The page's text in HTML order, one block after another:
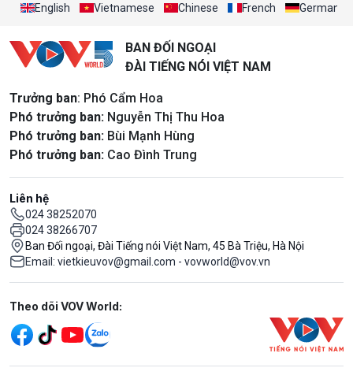
English Vietnamese Chinese French German
BAN ĐỐI NGOẠI
ĐÀI TIẾNG NÓI VIỆT NAM
Trưởng ban: Phó Cẩm Hoa
Phó trưởng ban: Nguyễn Thị Thu Hoa
Phó trưởng ban: Bùi Mạnh Hùng
Phó trưởng ban: Cao Đình Trung
Liên hệ
024 38252070
024 38266707
Ban Đối ngoại, Đài Tiếng nói Việt Nam, 45 Bà Triệu, Hà Nội
Email: vietkieuvov@gmail.com - vovworld@vov.vn
Mạng xã hội
Theo dõi VOV World: